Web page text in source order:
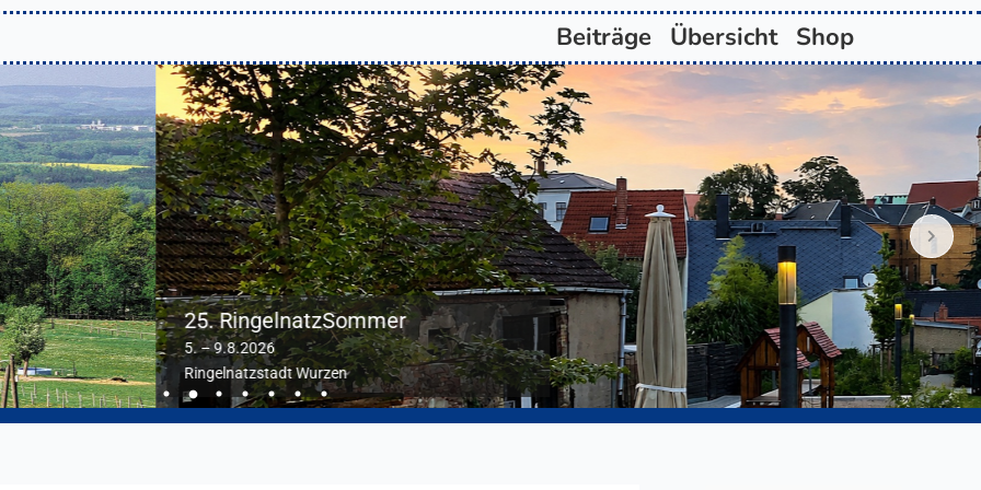
Beiträge Übersicht Shop